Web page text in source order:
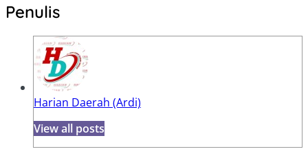
Penulis
Harian Daerah (Ardi)
View all posts